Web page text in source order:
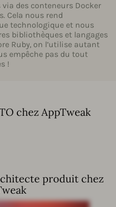
via des conteneurs Docker
Cela nous rend
technologique et nous
bibliothèques et langages
Ruby, on l’utilise autant
empêche pas du tout
!
chez AppTweak
produit chez